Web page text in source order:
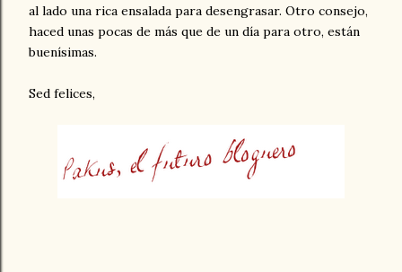
al lado una rica ensalada para desengrasar. Otro consejo,
haced unas pocas de más que de un día para otro, están
buenísimas.
Sed felices,